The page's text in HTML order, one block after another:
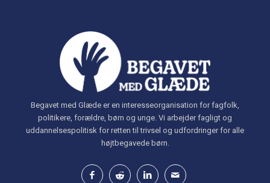
Begavet med Glæde er en interesseorganisation for fagfolk,
politikere, forældre, børn og unge. Vi arbejder fagligt og
uddannelsespolitisk for retten til trivsel og udfordringer for alle
højtbegavede børn.